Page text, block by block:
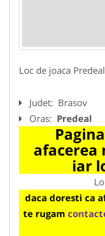
Loc de joaca Predeal
Judet: Brasov
Oras: Predeal
afacerea
iar
daca doresti ca
te rugam